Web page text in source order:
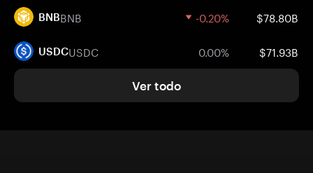
BNBBNB -0.20% $78.80B
USDCUSDC 0.00% $71.93B
Ver todo